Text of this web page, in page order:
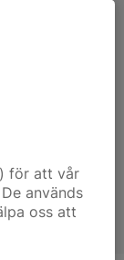
för att vår
används
oss att